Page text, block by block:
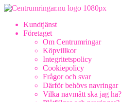
Hoppa
navigering
Hoppa
innehållKundtjänst
Företaget
Om Centrumringar
Köpvillkor
Integritetspolicy
Cookiepolicy
Frågor och svar
Därför behövs navringar
Vilka navmått ska jag ha?